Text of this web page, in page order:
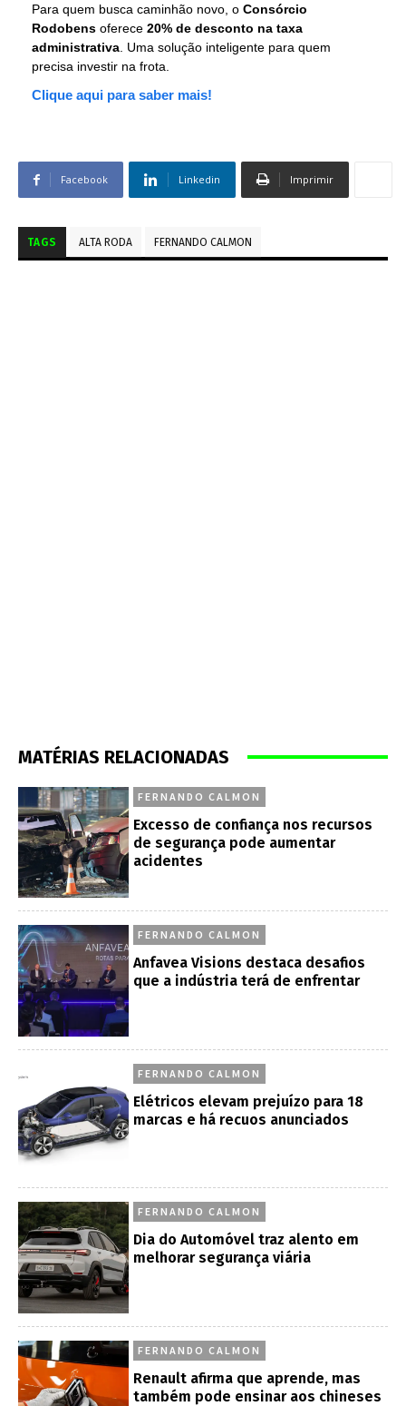
Para quem busca caminhão novo, o Consórcio
Rodobens oferece 20% de desconto na taxa
administrativa . Uma solução inteligente para quem
precisa investir na frota.
Clique aqui para saber mais!
Facebook Linkedin Imprimir
TAGS ALTA RODA FERNANDO CALMON
MATÉRIAS RELACIONADAS
FERNANDO CALMON
Excesso de confiança nos recursos
de segurança pode aumentar
acidentes
FERNANDO CALMON
Anfavea Visions destaca desafios
que a indústria terá de enfrentar
FERNANDO CALMON
Elétricos elevam prejuízo para 18
marcas e há recuos anunciados
FERNANDO CALMON
Dia do Automóvel traz alento em
melhorar segurança viária
FERNANDO CALMON
Renault afirma que aprende, mas
também pode ensinar aos chineses